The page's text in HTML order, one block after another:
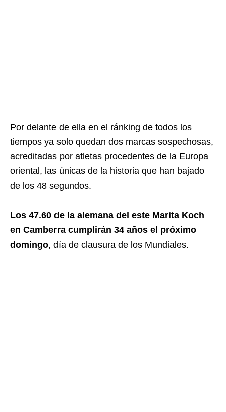
Por delante de ella en el ránking de todos los
tiempos ya solo quedan dos marcas sospechosas,
acreditadas por atletas procedentes de la Europa
oriental, las únicas de la historia que han bajado
de los 48 segundos.
Los 47.60 de la alemana del este Marita Koch
en Camberra cumplirán 34 años el próximo
domingo, día de clausura de los Mundiales.